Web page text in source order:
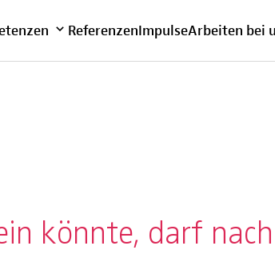
ReferenzenImpulseArbeiten bei
könnte, darf